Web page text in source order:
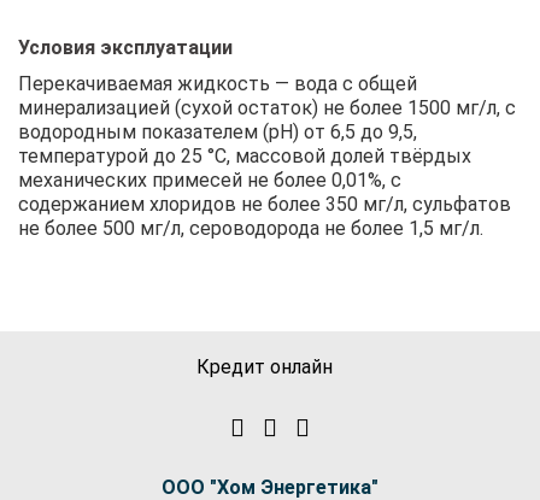
Условия эксплуатации
Перекачиваемая жидкость — вода с общей
минерализацией (сухой остаток) не более 1500 мг/л, с
водородным показателем (рН) от 6,5 до 9,5,
температурой до 25 °C, массовой долей твёрдых
механических примесей не более 0,01%, с
содержанием хлоридов не более 350 мг/л, сульфатов
не более 500 мг/л, сероводорода не более 1,5 мг/л.
Кредит онлайн
ООО "Хом Энергетика"